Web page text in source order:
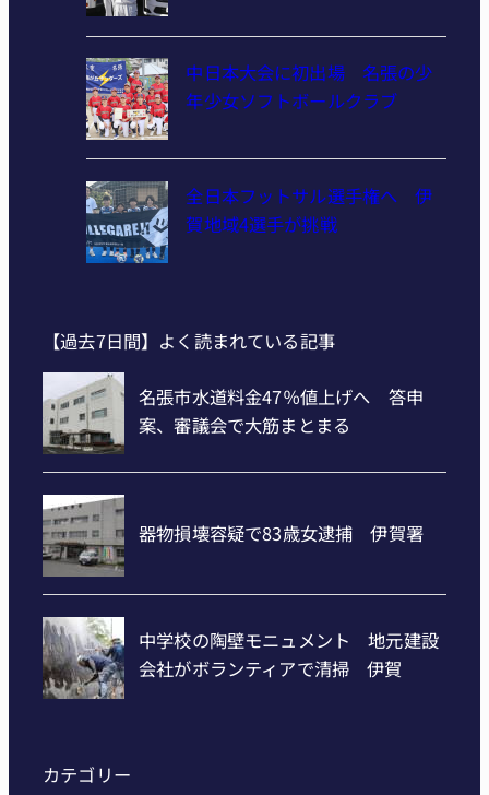
中日本大会に初出場 名張の少
年少女ソフトボールクラブ
全日本フットサル選手権へ 伊
賀地域4選手が挑戦
【過去7日間】よく読まれている記事
カテゴリー